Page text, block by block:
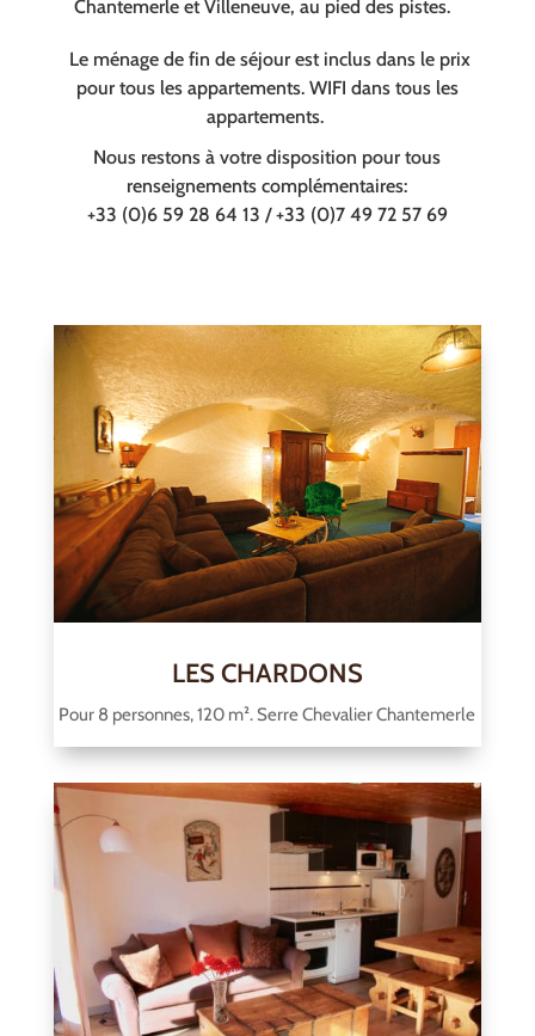
Chantemerle et Villeneuve, au pied des pistes.
Le ménage de fin de séjour est inclus dans le prix
pour tous les appartements. WIFI dans tous les
appartements.
Nous restons à votre disposition pour tous
renseignements complémentaires:
+33 (0)6 59 28 64 13 / +33 (0)7 49 72 57 69
LES CHARDONS
Pour 8 personnes, 120 m². Serre Chevalier Chantemerle